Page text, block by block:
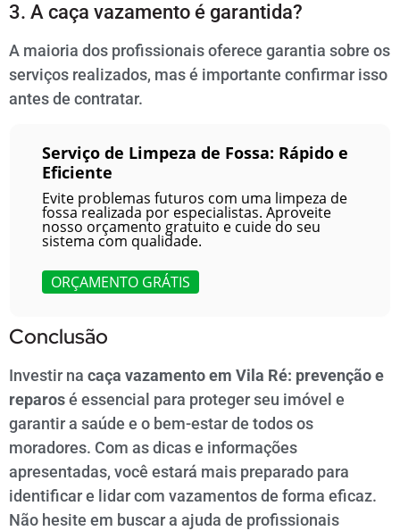
3. A caça vazamento é garantida?
A maioria dos profissionais oferece garantia sobre os
serviços realizados, mas é importante confirmar isso
antes de contratar.
Serviço de Limpeza de Fossa: Rápido e
Eficiente
Evite problemas futuros com uma limpeza de
fossa realizada por especialistas. Aproveite
nosso orçamento gratuito e cuide do seu
sistema com qualidade.
ORÇAMENTO GRÁTIS
Conclusão
Investir na caça vazamento em Vila Ré: prevenção e
reparosé essencial para proteger seu imóvel e
garantir a saúde e o bem-estar de todos os
moradores. Com as dicas e informações
apresentadas, você estará mais preparado para
identificar e lidar com vazamentos de forma eficaz.
Não hesite em buscar a ajuda de profissionais